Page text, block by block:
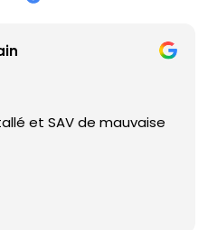
et SAV de mauvaise